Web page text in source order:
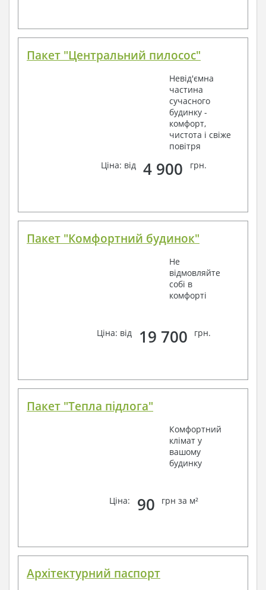
Пакет "Центральний пилосос"
Невід'ємна
частина
сучасного
будинку -
комфорт,
чистота і свіже
повітря
Ціна: від
4 900 грн.
Пакет "Комфортний будинок"
Не
відмовляйте
собі в
комфорті
Ціна: від 19 700 грн.
Пакет "Тепла підлога"
Комфортний
клімат у
вашому
будинку
Ціна: 90 грн за м²
Архітектурний паспорт